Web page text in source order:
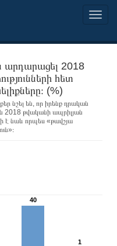
արդարացել 2018
հետ
(%)
նշել են, որ իրենք դրական
2018 թվականի ապրիլյան
է նաև որպես «թավշյա
40
1